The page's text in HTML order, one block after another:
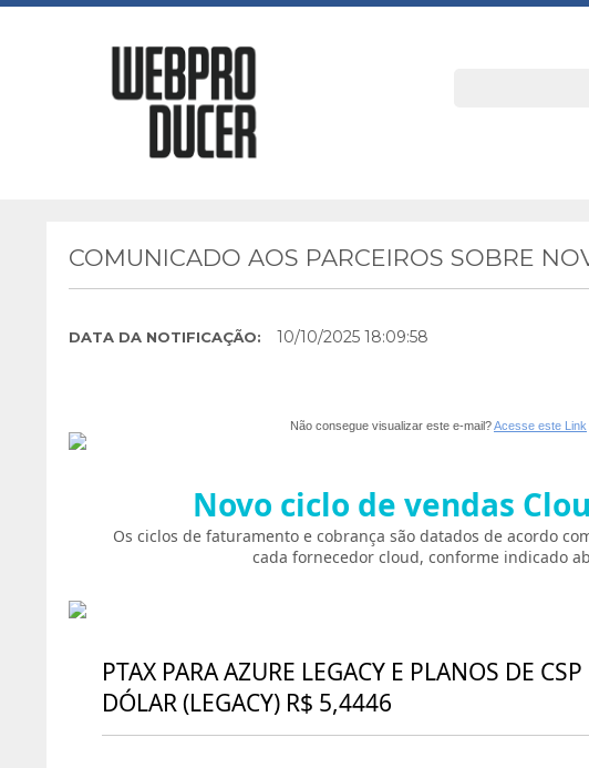
COMUNICADO AOS PARCEIROS SOBRE
DATA DA NOTIFICAÇÃO: 10/10/2025 18:09:58
Não consegue visualizar este e-mail?Acesse este Link
Novo ciclo de vendas
Os ciclos de faturamento e cobrança são datados de acordo
cada fornecedor cloud, conforme indicado
PTAX PARA AZURE LEGACY E PLANOS DE
DÓLAR (LEGACY) R$ 5,4446